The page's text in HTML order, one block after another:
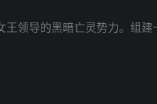
领导的黑暗亡灵势力。组